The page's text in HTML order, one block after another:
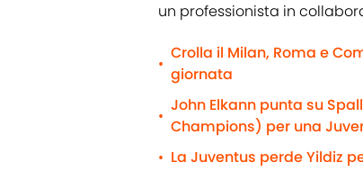
un professionista in
•
Crolla il Milan, Roma e
giornata
•
John Elkann punta su
Champions) per una
• La Juventus perde Yildiz